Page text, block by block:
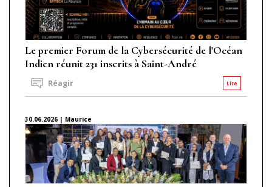
Le premier Forum de la Cybersécurité de l'Océan
Indien réunit 231 inscrits à Saint-André
Lire
Réagir
30.06.2026 | Maurice